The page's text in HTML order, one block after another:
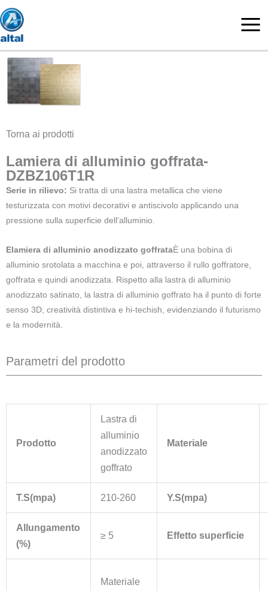
Vai
al
contenuto
Torna ai prodotti
Lamiera di alluminio goffrata-
DZBZ106T1R
Serie in rilievo: Si tratta di una lastra metallica che viene
testurizzata con motivi decorativi e antiscivolo applicando una
pressione sulla superficie dell'alluminio.
Elamiera di alluminio anodizzato goffrataÈ una bobina di
alluminio srotolata a macchina e poi, attraverso il rullo goffratore,
goffrata e quindi anodizzata. Rispetto alla lastra di alluminio
anodizzato satinato, la lastra di alluminio goffrato ha il punto di forte
senso 3D, creatività distintiva e hi-techish, evidenziando il futurismo
e la modernità.
Parametri del prodotto
Prodotto
Lastra di
alluminio
anodizzato
goffrato
Materiale
T.S(mpa) 210-260 Y.S(mpa)
Allungamento
(%)
≥ 5 Effetto superficie
Materiale